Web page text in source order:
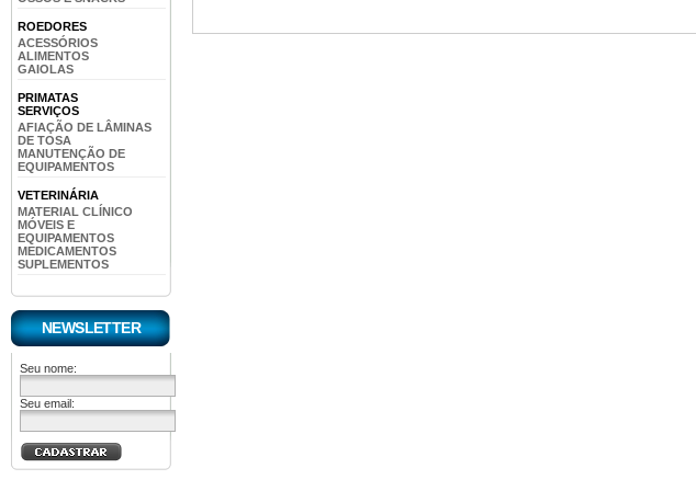
ROEDORES
ACESSÓRIOS
ALIMENTOS
GAIOLAS
PRIMATAS
SERVIÇOS
AFIAÇÃO DE LÂMINAS
DE TOSA
MANUTENÇÃO DE
EQUIPAMENTOS
VETERINÁRIA
MATERIAL CLÍNICO
MÓVEIS E
EQUIPAMENTOS
MEDICAMENTOS
SUPLEMENTOS
NEWSLETTER
Seu nome:
Seu email: